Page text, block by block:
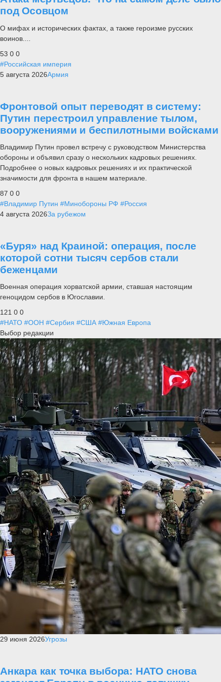
под Осовцом
О мифах и исторических фактах, а также героизме русских
воинов....
53 0 0
#Российская империя
5 августа 2026Армия
Фронтовой опыт переводят в систему:
Путин перестроил управление тылом,
вооружениями и беспилотными войсками
Владимир Путин провел встречу с руководством Министерства
обороны и объявил сразу о нескольких кадровых решениях.
Подробнее о новых кадровых решениях и их практической
значимости для фронта в нашем материале.
87 0 0
#Владимир Путин #Минобороны РФ #Россия
4 августа 2026За рубежом
«Буря» над Краиной: операция, после
которой сотни тысяч сербов стали
беженцами
Военная операция хорватской армии, ставшая настоящим
геноцидом сербов в Югославии.
121 0 0
#НАТО #ООН #Сербия #США #Южная Европа
Выбор редакции
29 июня 2026Угрозы
Анкара как точка выбора: НАТО снова